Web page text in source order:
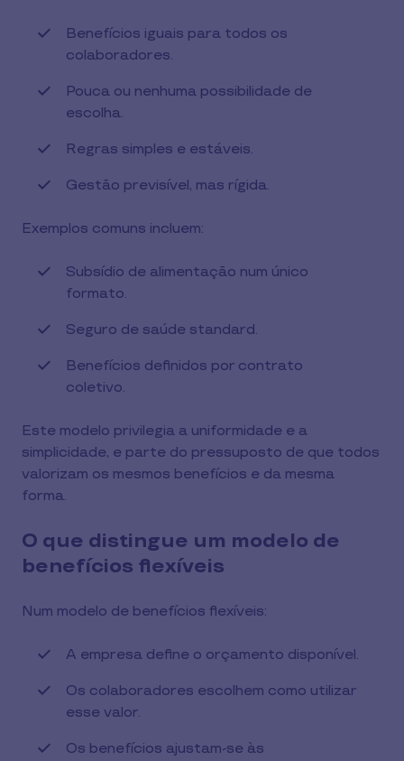
Benefícios iguais para todos os
colaboradores.
Pouca ou nenhuma possibilidade de
escolha.
Regras simples e estáveis.
Gestão previsível, mas rígida.
Exemplos comuns incluem:
Subsídio de alimentação num único
formato.
Seguro de saúde standard.
Benefícios definidos por contrato
coletivo.
Este modelo privilegia a uniformidade e a
simplicidade, e parte do pressuposto de que todos
valorizam os mesmos benefícios e da mesma
forma.
O que distingue um modelo de
benefícios flexíveis
Num modelo de benefícios flexíveis:
A empresa define o orçamento disponível.
Os colaboradores escolhem como utilizar
esse valor.
Os benefícios ajustam-se às